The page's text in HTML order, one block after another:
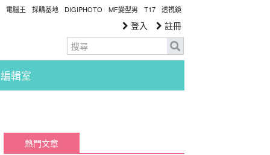
電腦王 採購基地 DIGIPHOTO MF變型男 T17 透視鏡
登入 註冊
編輯室
熱門文章